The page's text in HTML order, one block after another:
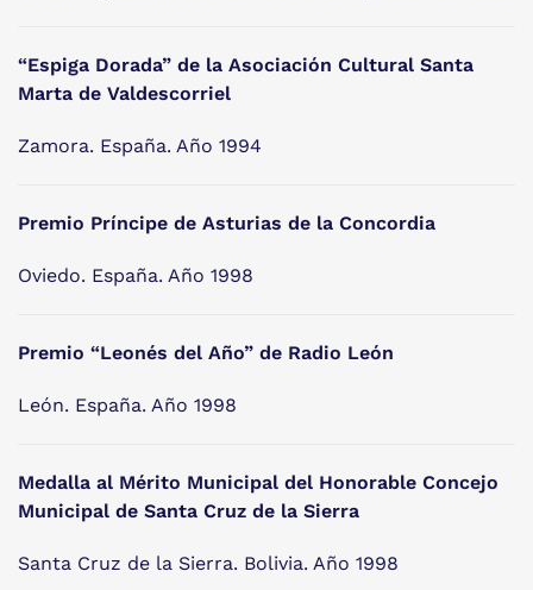
“Espiga Dorada” de la Asociación Cultural Santa
Marta de Valdescorriel
Zamora. España. Año 1994
Premio Príncipe de Asturias de la Concordia
Oviedo. España. Año 1998
Premio “Leonés del Año” de Radio León
León. España. Año 1998
Medalla al Mérito Municipal del Honorable Concejo
Municipal de Santa Cruz de la Sierra
Santa Cruz de la Sierra. Bolivia. Año 1998